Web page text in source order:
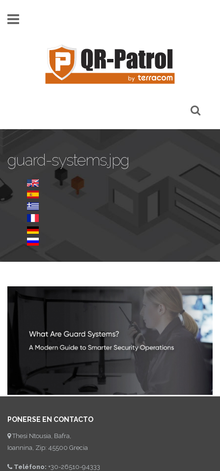
guard-systems.jpg
PONERSE EN CONTACTO
Thesi Ntousia, Bafra,
Ioannina, Zip: 45500 Grecia
Teléfono: +30-26510-94333